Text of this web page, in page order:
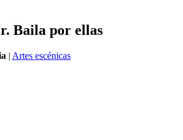
Baila por ellas
| Artes escénicas